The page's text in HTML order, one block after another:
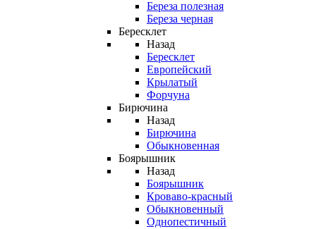
Береза полезная
Береза черная
Бересклет
Назад
Бересклет
Европейский
Крылатый
Форчуна
Бирючина
Назад
Бирючина
Обыкновенная
Боярышник
Назад
Боярышник
Кроваво-красный
Обыкновенный
Однопестичный